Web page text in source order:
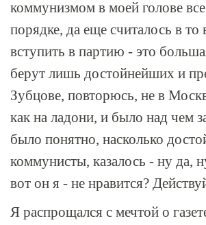
коммунизмом в моей голове
порядке, да еще считалось в то
вступить в партию - это
берут лишь достойнейших и
Зубцове, повторюсь, не в
как на ладони, и было над чем
было понятно, насколько
коммунисты, казалось - ну да,
вот он я - не нравится?
Я распрощался с мечтой о